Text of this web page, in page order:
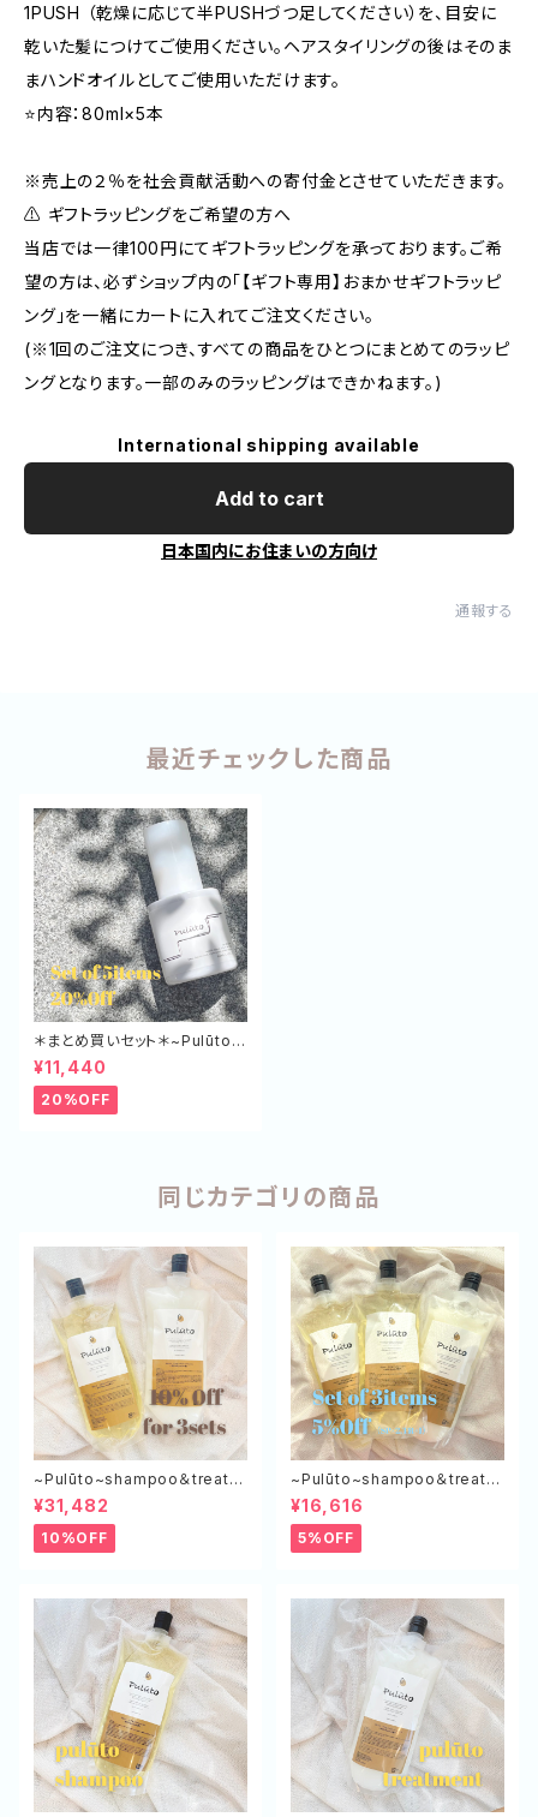
1PUSH （乾燥に応じて半PUSHづつ足してください）を、目安に
乾いた髪につけてご使用ください。ヘアスタイリングの後はそのま
まハンドオイルとしてご使用いただけます。
⭐内容：80ml×5本
※売上の２％を社会貢献活動への寄付金とさせていただきます。
⚠️ ギフトラッピングをご希望の方へ
当店では一律100円にてギフトラッピングを承っております。ご希
望の方は、必ずショップ内の「【ギフト専用】おまかせギフトラッピ
ング」を一緒にカートに入れてご注文ください。
(※1回のご注文につき、すべての商品をひとつにまとめてのラッピ
ングとなります。一部のみのラッピングはできかねます。)
International shipping available
Add to cart
日本国内にお住まいの方向け
通報する
最近チェックした商品
＊まとめ買いセット＊~Pulūto~
マルチスタイリングオイル 5本
セット
¥11,440
20%OFF
同じカテゴリの商品
~Pulūto~shampoo＆treatm
ent エコボトル（SP×3,TR×3）
¥31,482
10%OFF
~Pulūto~shampoo＆treatm
ent エコボトル（SP×２,TR×１）
¥16,616
5%OFF